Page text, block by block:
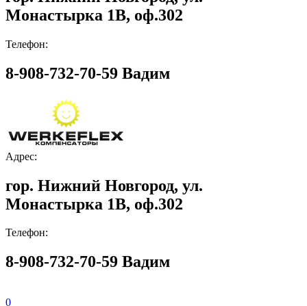
Монастырка 1В, оф.302
Телефон:
8-908-732-70-59 Вадим
Адрес:
гор. Нижний Новгород, ул.
Монастырка 1В, оф.302
Телефон:
8-908-732-70-59 Вадим
0